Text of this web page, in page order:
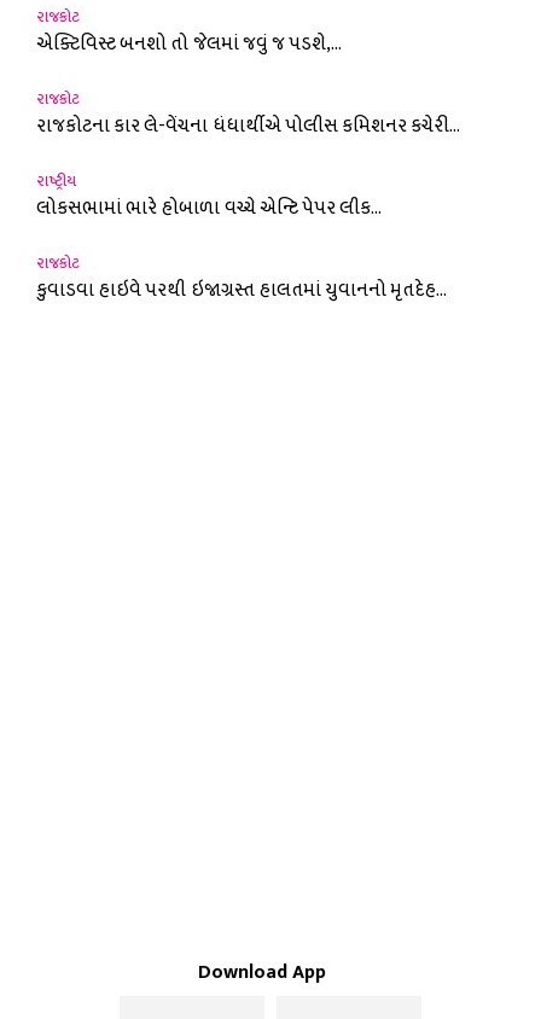
રાજકોટ
એક્ટિવિસ્ટ બનશો તો જેલમાં જવું જ પડશે,...
રાજકોટ
રાજકોટના કાર લે-વેંચના ધંધાર્થીએ પોલીસ કમિશનર કચેરી...
રાષ્ટ્રીય
લોકસભામાં ભારે હોબાળા વચ્ચે એન્ટિ પેપર લીક...
રાજકોટ
કુવાડવા હાઇવે પરથી ઇજાગ્રસ્ત હાલતમાં યુવાનનો મૃતદેહ...
Download App